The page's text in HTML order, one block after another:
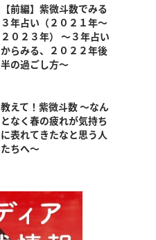
【前編】紫微斗数でみる
３年占い（２０２１年～
２０２３年） ～３年占い
からみる、２０２２年後
半の過ごし方～
教えて！紫微斗数 ～なん
となく春の疲れが気持ち
に表れてきたなと思う人
たちへ～